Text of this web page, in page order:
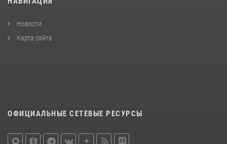
Новости
Карта сайта
ОФИЦИАЛЬНЫЕ СЕТЕВЫЕ РЕСУРСЫ